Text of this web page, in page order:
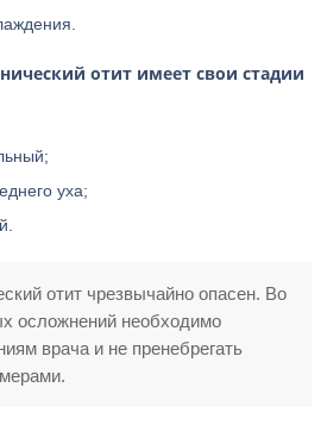
отит имеет свои стадии
уха;
отит чрезвычайно опасен. Во
осложнений необходимо
врача и не пренебрегать